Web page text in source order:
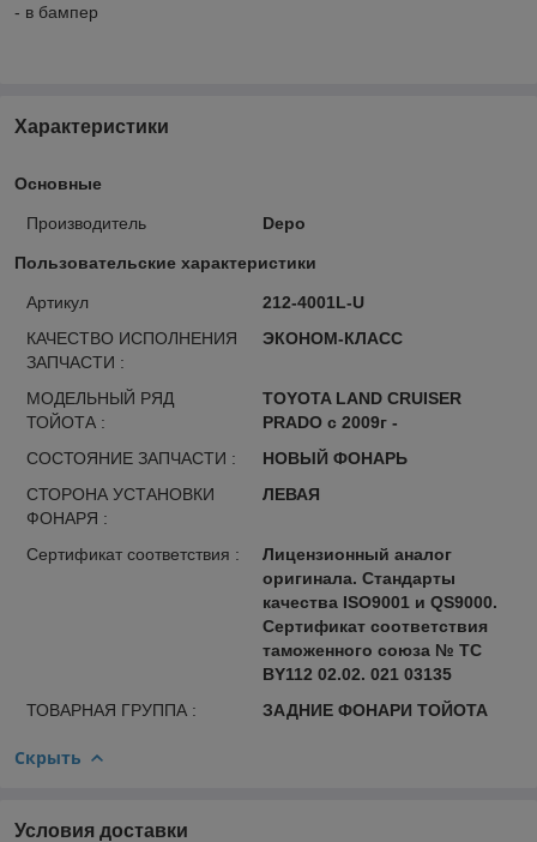
- в бампер
Характеристики
Основные
Производитель Depo
Пользовательские характеристики
Артикул
212-4001L-U
КАЧЕСТВО ИСПОЛНЕНИЯ
ЗАПЧАСТИ :
ЭКОНОМ-КЛАСС
МОДЕЛЬНЫЙ РЯД
ТОЙОТА :
TOYOTA LAND CRUISER
PRADO с 2009г -
СОСТОЯНИЕ ЗАПЧАСТИ :
НОВЫЙ ФОНАРЬ
СТОРОНА УСТАНОВКИ
ФОНАРЯ :
ЛЕВАЯ
Сертификат соответствия :
Лицензионный аналог
оригинала. Стандарты
качества ISO9001 и QS9000.
Сертификат соответствия
таможенного союза № ТС
BY112 02.02. 021 03135
ТОВАРНАЯ ГРУППА :
ЗАДНИЕ ФОНАРИ ТОЙОТА
Скрыть
Условия доставки